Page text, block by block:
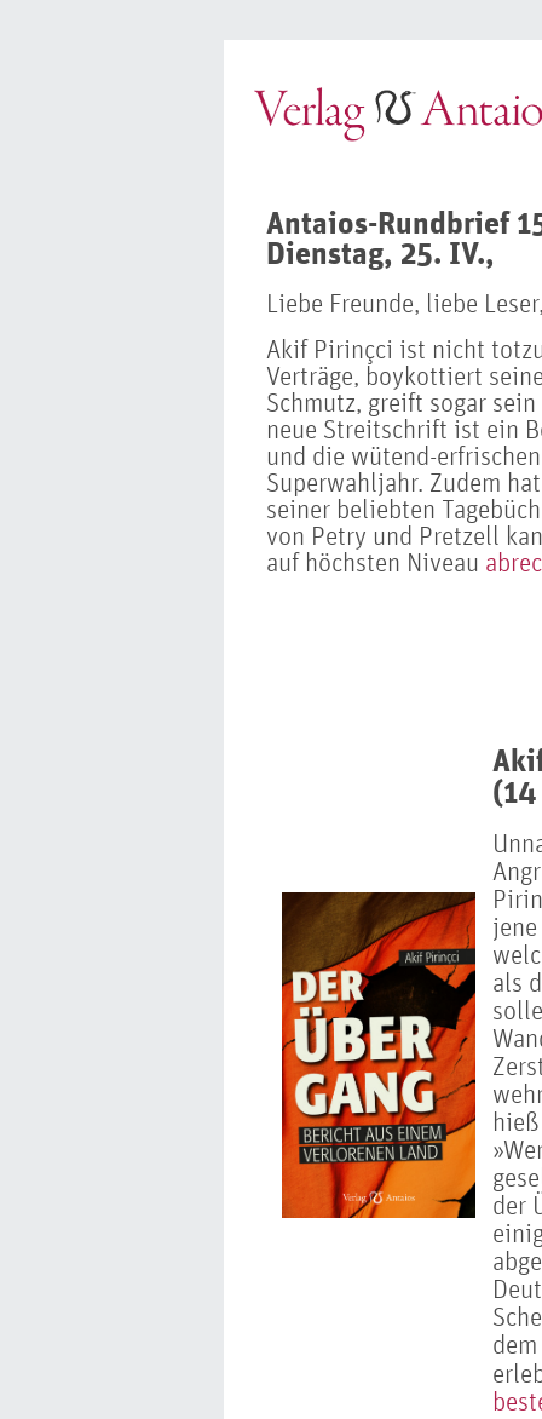
Antaios-Rundbrief
Dienstag, 25. IV.,
Liebe Freunde, liebe
Akif Pirinçci ist nicht
Verträge, boykottiert
Schmutz, greift sogar
neue Streitschrift ist ein
und die wütend-
Superwahljahr. Zudem
seiner beliebten
von Petry und Pretzell
auf höchsten Niveau
als
der